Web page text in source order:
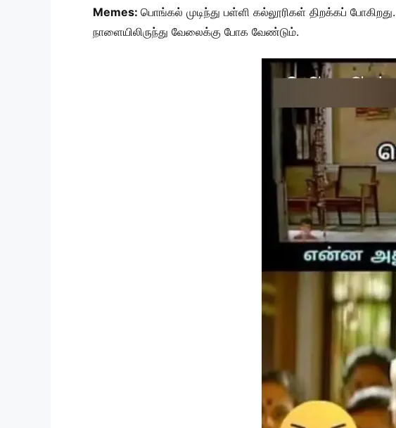
Memes: பொங்கல் முடிந்து பள்ளி கல்லூரிகள் திறக்கப்
நாளையிலிருந்து வேலைக்கு போக வேண்டும்.